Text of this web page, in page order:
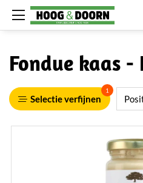
Fondue kaas
Selectie verfijnen
1